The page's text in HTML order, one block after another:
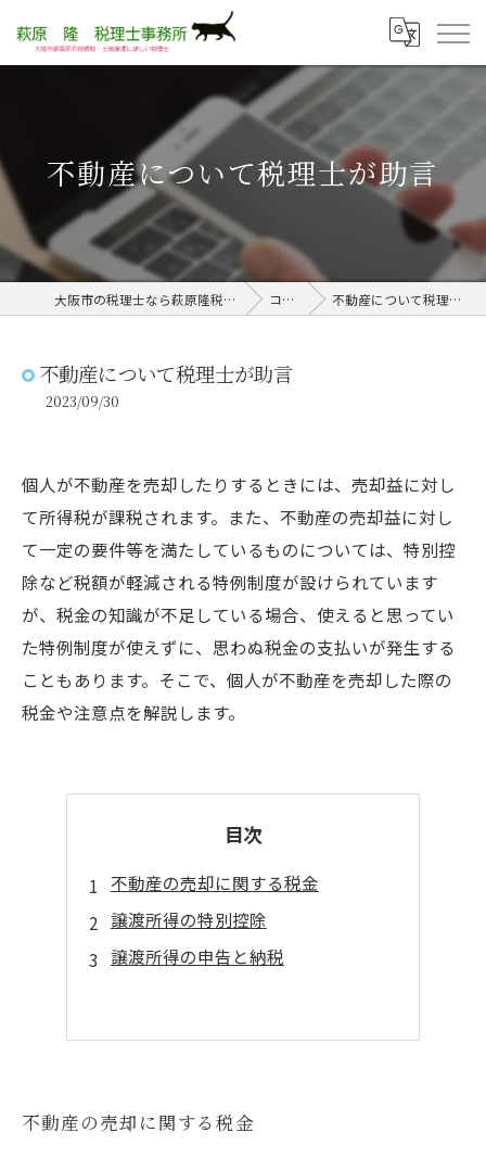
不動産について税理士が助言
大阪市の税理士なら萩原隆税理士事務所 コラム 不動産について税理士が助言
不動産について税理士が助言
2023/09/30
個人が不動産を売却したりするときには、売却益に対し
て所得税が課税されます。また、不動産の売却益に対し
て一定の要件等を満たしているものについては、特別控
除など税額が軽減される特例制度が設けられています
が、税金の知識が不足している場合、使えると思ってい
た特例制度が使えずに、思わぬ税金の支払いが発生する
こともあります。そこで、個人が不動産を売却した際の
税金や注意点を解説します。
目次
不動産の売却に関する税金
譲渡所得の特別控除
譲渡所得の申告と納税
不動産の売却に関する税金